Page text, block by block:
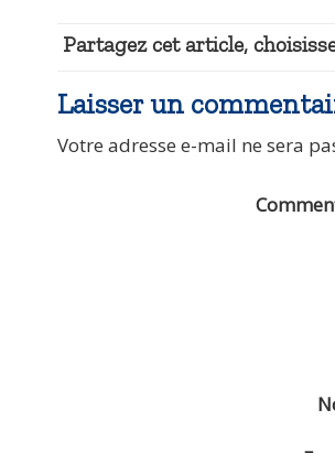
Partagez cet article,
Laisser un
Votre adresse e-mail ne sera